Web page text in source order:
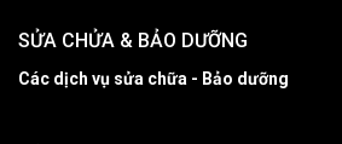
SỬA CHỬA & BẢO DƯỠNG
Các dịch vụ sửa chữa - Bảo dưỡng